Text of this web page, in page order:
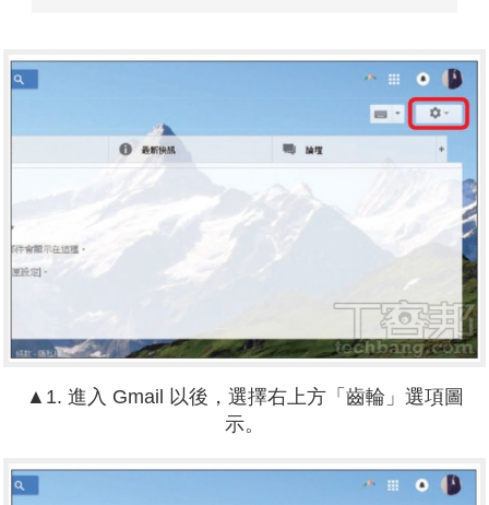
▲1. 進入 Gmail 以後，選擇右上方「齒輪」選項圖
示。